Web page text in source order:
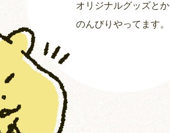
オリジナルグッズとか
のんびりやってます。